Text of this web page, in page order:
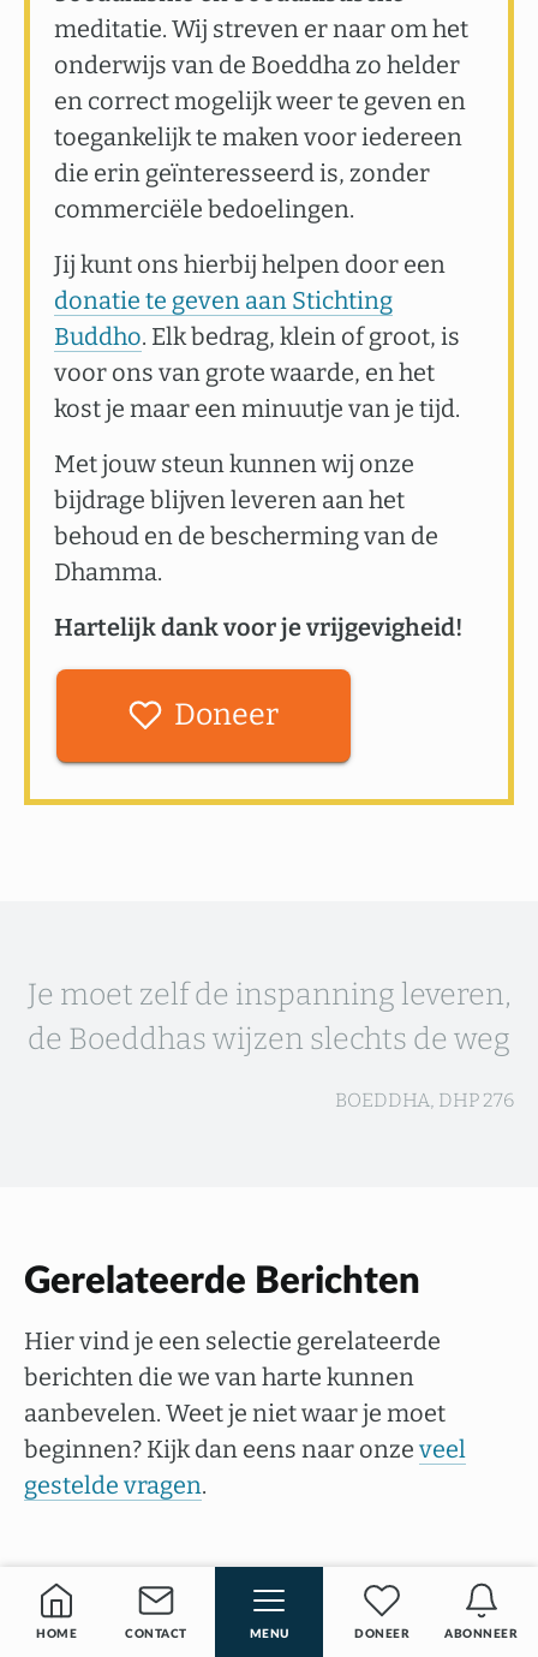
ABONNEER
DONEER
MENU
CONTACT
HOME
meditatie. Wij streven er naar om het
onderwijs van de Boeddha zo helder
en correct mogelijk weer te geven en
toegankelijk te maken voor iedereen
die erin geïnteresseerd is, zonder
commerciële bedoelingen.
Jij kunt ons hierbij helpen door een
donatie te geven aan Stichting
Buddho. Elk bedrag, klein of groot, is
voor ons van grote waarde, en het
kost je maar een minuutje van je tijd.
Met jouw steun kunnen wij onze
bijdrage blijven leveren aan het
behoud en de bescherming van de
Dhamma.
Hartelijk dank voor je vrijgevigheid!
Doneer
Je moet zelf de inspanning leveren,
de Boeddhas wijzen slechts de weg
BOEDDHA, DHP 276
Gerelateerde Berichten
Hier vind je een selectie gerelateerde
berichten die we van harte kunnen
aanbevelen. Weet je niet waar je moet
beginnen? Kijk dan eens naar onze veel
gestelde vragen.